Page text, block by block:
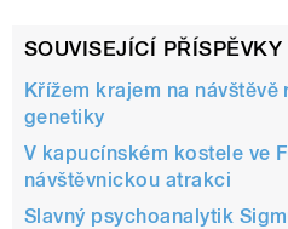
SOUVISEJÍCÍ PŘÍSPĚVKY
Křížem krajem na
genetiky
V kapucínském kostele ve
návštěvnickou atrakci
Slavný psychoanalytik